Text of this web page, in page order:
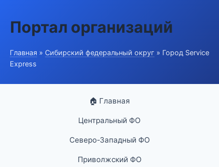
Портал организаций
Главная » Сибирский федеральный округ » Город Service
Express
🏠 Главная
Центральный ФО
Северо-Западный ФО
Приволжский ФО